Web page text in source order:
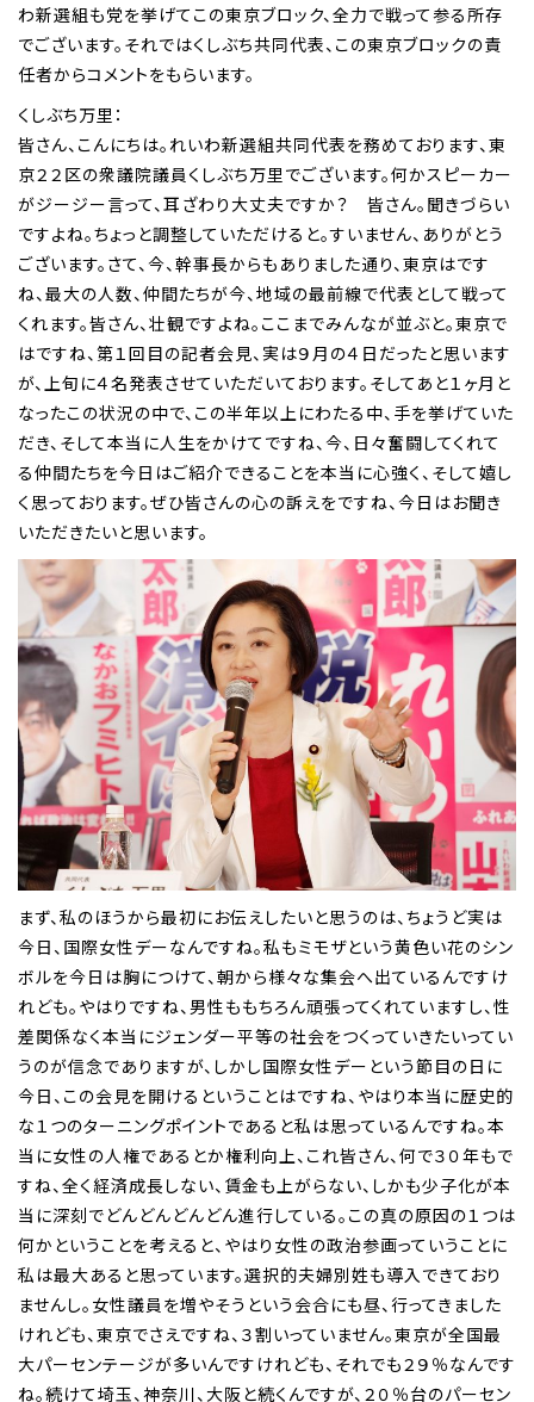
わ新選組も党を挙げてこの東京ブロック、全力で戦って参る所存
でございます。それではくしぶち共同代表、この東京ブロックの責
任者からコメントをもらいます。
くしぶち万里：
皆さん、こんにちは。れいわ新選組共同代表を務めております、東
京２２区の衆議院議員くしぶち万里でございます。何かスピーカー
がジージー言って、耳ざわり大丈夫ですか？ 皆さん。聞きづらい
ですよね。ちょっと調整していただけると。すいません、ありがとう
ございます。さて、今、幹事長からもありました通り、東京はです
ね、最大の人数、仲間たちが今、地域の最前線で代表として戦って
くれます。皆さん、壮観ですよね。ここまでみんなが並ぶと。東京で
はですね、第１回目の記者会見、実は９月の４日だったと思います
が、上旬に４名発表させていただいております。そしてあと１ヶ月と
なったこの状況の中で、この半年以上にわたる中、手を挙げていた
だき、そして本当に人生をかけてですね、今、日々奮闘してくれて
る仲間たちを今日はご紹介できることを本当に心強く、そして嬉し
く思っております。ぜひ皆さんの心の訴えをですね、今日はお聞き
いただきたいと思います。
まず、私のほうから最初にお伝えしたいと思うのは、ちょうど実は
今日、国際女性デーなんですね。私もミモザという黄色い花のシン
ボルを今日は胸につけて、朝から様々な集会へ出ているんですけ
れども。やはりですね、男性ももちろん頑張ってくれていますし、性
差関係なく本当にジェンダー平等の社会をつくっていきたいってい
うのが信念でありますが、しかし国際女性デーという節目の日に
今日、この会見を開けるということはですね、やはり本当に歴史的
な１つのターニングポイントであると私は思っているんですね。本
当に女性の人権であるとか権利向上、これ皆さん、何で３０年もで
すね、全く経済成長しない、賃金も上がらない、しかも少子化が本
当に深刻でどんどんどんどん進行している。この真の原因の１つは
何かということを考えると、やはり女性の政治参画っていうことに
私は最大あると思っています。選択的夫婦別姓も導入できており
ませんし。女性議員を増やそうという会合にも昼、行ってきました
けれども、東京でさえですね、３割いっていません。東京が全国最
大パーセンテージが多いんですけれども、それでも２９％なんです
ね。続けて埼玉、神奈川、大阪と続くんですが、２０％台のパーセン